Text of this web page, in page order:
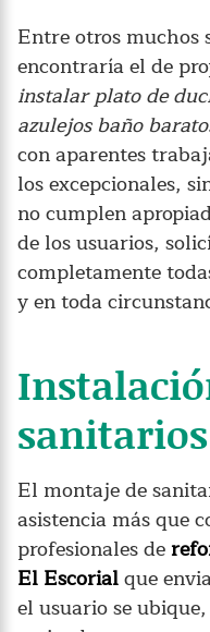
Entre otros muchos
encontraría el de
instalar plato de
azulejos baño barato
con aparentes
los excepcionales,
no cumplen
de los usuarios,
completamente
y en toda
El montaje de
asistencia más que
profesionales de
El Escorialque
el usuario se